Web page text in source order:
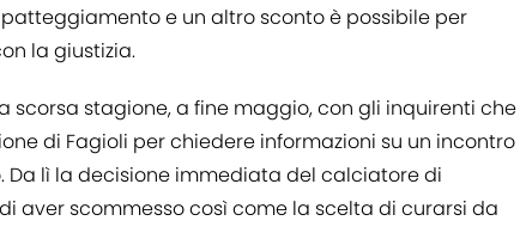
e un altro sconto è possibile per
la giustizia.
scorsa stagione, a fine maggio, con gli inquirenti che
di Fagioli per chiedere informazioni su un incontro
Da lì la decisione immediata del calciatore di
aver scommesso così come la scelta di curarsi da